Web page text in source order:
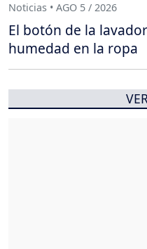
Noticias • AGO 5 / 2026
El botón de la
humedad en la ropa